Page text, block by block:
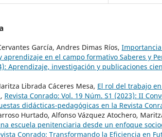
García, Andres Dimas Ríos,
en el campo formativo Saberes y
Aprendizaje, investigación y publicaciones
Librada Cáceres Mesa, El rol del trabajo
, Revista Conrado: Vol. 19 Núm. S1 (2023): II
didácticas-pedagógicas en la Revista
Hurtado, Alfonso Vázquez Atochero,
escuela penitenciaria desde un enfoque
Conrado: Transformando la Eficiencia en